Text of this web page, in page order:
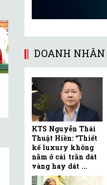
DOANH NHÂN
KTS Nguyễn Thái
Thuật Hiền: “Thiết
kế luxury không
nằm ở cái trần dát
vàng hay dát ...